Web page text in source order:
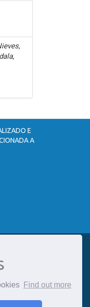
Find out more
E
A